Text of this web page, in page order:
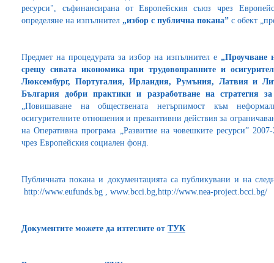
ресурси", съфинансирана от Европейския съюз чрез
определяне на изпълнител „избор с публична покана” с обект
Предмет на процедурата за избор на изпълнител е „Проучване
срещу сивата икономика при трудовоправните и
Люксембург, Португалия, Ирландия, Румъния, Латвия и
България добри практики и разработване на стратегия
„Повишаване на обществената нетърпимост към
осигурителните отношения и превантивни действия за
на Оперативна програма „Развитие на човешките ресурси”
чрез Европейския социален фонд.
Публичната покана и документацията са публикувани и на
http://www.eufunds.bg , www.bcci.bg,http://www.nea-project.bcci.bg/
Документите можете да изтеглите от ТУК